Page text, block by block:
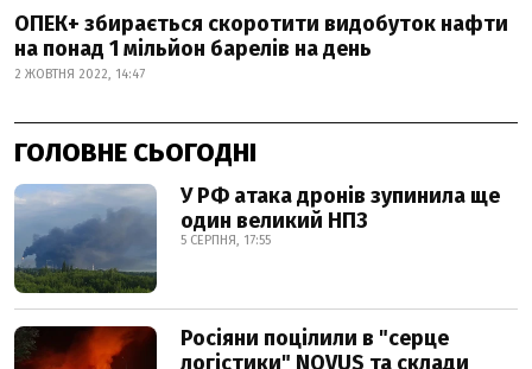
ОПЕК+ збирається скоротити видобуток нафти
на понад 1 мільйон барелів на день
2 ЖОВТНЯ 2022, 14:47
ГОЛОВНЕ СЬОГОДНІ
У РФ атака дронів зупинила ще
один великий НПЗ
5 СЕРПНЯ, 17:55
Росіяни поцілили в "серце
логістики" NOVUS та склади